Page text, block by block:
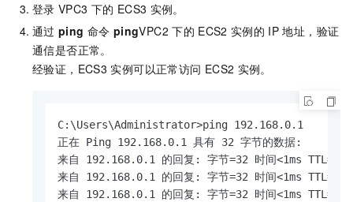
登录 VPC3 下的 ECS3 实例。
通过 ping 命令 pingVPC2 下的 ECS2 实例的 IP 地址，验证
通信是否正常。
经验证，ECS3 实例可以正常访问 ECS2 实例。
C:\Users\Administrator>ping 192.168.0.1
正在 Ping 192.168.0.1 具有 32 字节的数据:
来自 192.168.0.1 的回复: 字节=32 时间<1ms TTL=128
来自 192.168.0.1 的回复: 字节=32 时间<1ms TTL=128
来自 192.168.0.1 的回复: 字节=32 时间<1ms TTL=128